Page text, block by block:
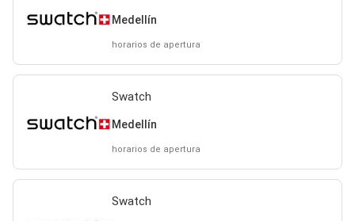
Medellín
horarios de apertura
Swatch
Medellín
horarios de apertura
Swatch